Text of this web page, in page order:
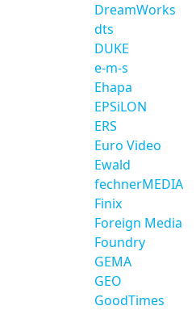
DreamWorks
dts
DUKE
e-m-s
Ehapa
EPSiLON
ERS
Euro Video
Ewald
fechnerMEDIA
Finix
Foreign Media
Foundry
GEMA
GEO
GoodTimes